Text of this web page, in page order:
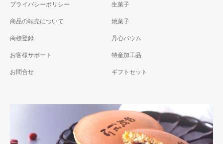
プライバシーポリシー
商品の転売について
商標登録
お客様サポート
お問合せ
生菓子
焼菓子
丹心バウム
特産加工品
ギフトセット